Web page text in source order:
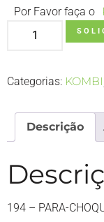
Por Favor faça o
Categorias: KOMBI
Descrição
194 – PARA-